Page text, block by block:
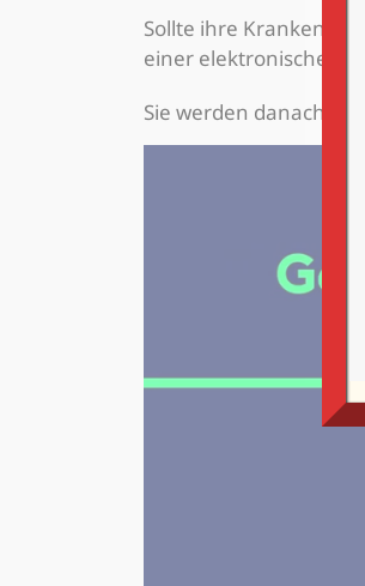
Sollte ihre
einer elektronischen
Sie werden danach